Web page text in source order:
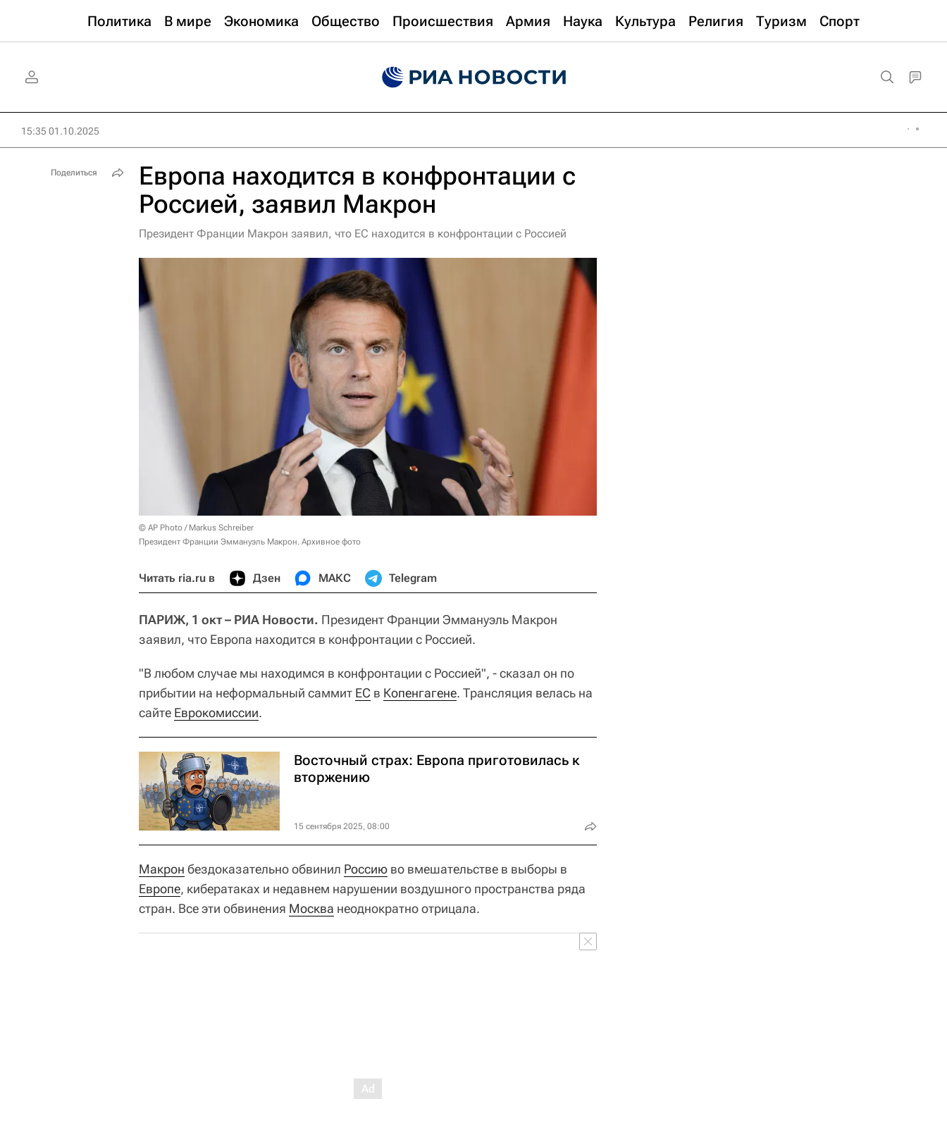
Политика В мире Экономика Общество Происшествия Армия Наука Культура Религия Туризм Спорт
15:35 01.10.2025
Европа находится в конфронтации с
Россией, заявил Макрон
Президент Франции Макрон заявил, что ЕС находится в конфронтации с Россией
© AP Photo / Markus Schreiber
Президент Франции Эммануэль Макрон. Архивное фото
Читать ria.ru в Дзен МАКС Telegram
ПАРИЖ, 1 окт – РИА Новости. Президент Франции Эммануэль Макрон
заявил, что Европа находится в конфронтации с Россией.
"В любом случае мы находимся в конфронтации с Россией", - сказал он по
прибытии на неформальный саммит ЕС в Копенгагене. Трансляция велась на
сайте Еврокомиссии.
Восточный страх: Европа приготовилась к
вторжению
15 сентября 2025, 08:00
Макрон бездоказательно обвинил Россию во вмешательстве в выборы в
Европе, кибератаках и недавнем нарушении воздушного пространства ряда
стран. Все эти обвинения Москва неоднократно отрицала.
Поделиться